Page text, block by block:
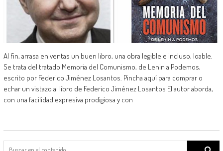
Al fin, arrasa en ventas un buen libro, una obra legible e incluso, loable.
Se trata del tratado Memoria del Comunismo, de Lenin a Podemos,
escrito por Federico Jiménez Losantos. Pincha aquí para comprar o
echar un vistazo al libro de Federico Jiménez Losantos El autor aborda,
con una facilidad expresiva prodigiosa y con
Search